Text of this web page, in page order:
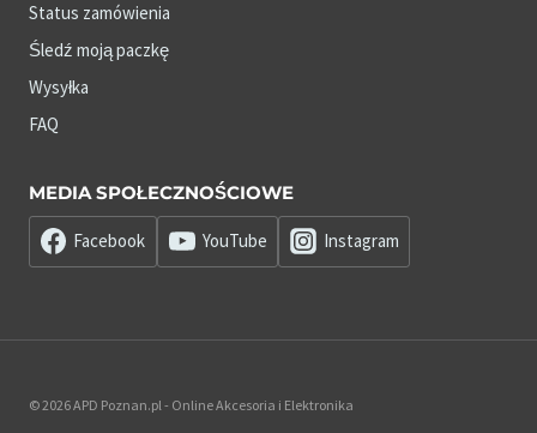
Status zamówienia
Śledź moją paczkę
Wysyłka
FAQ
MEDIA SPOŁECZNOŚCIOWE
Facebook YouTube Instagram
© 2026 APD Poznan.pl - Online Akcesoria i Elektronika